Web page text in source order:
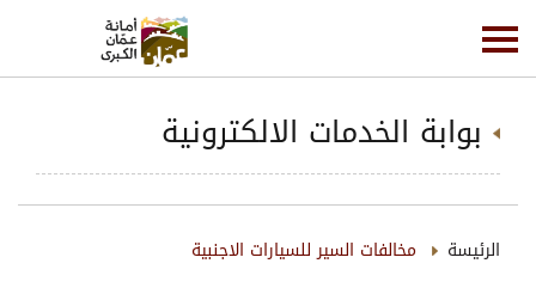
بوابة الخدمات الالكترونية
الرئيسة مخالفات السير للسيارات الاجنبية